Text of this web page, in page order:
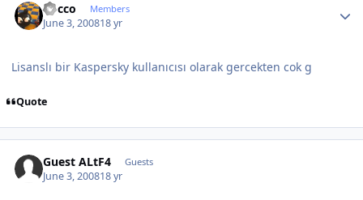
Rocco Members
June 3, 200818 yr
Lisanslı bir Kaspersky kullanıcısı olarak gercekten cok g
Quote
Guest ALtF4 Guests
June 3, 200818 yr